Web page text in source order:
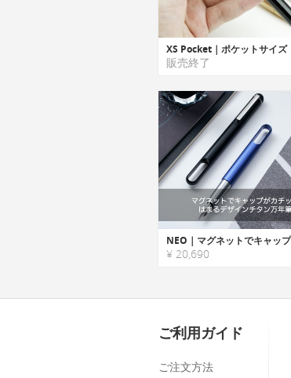
販売終了
¥ 20,690
ご利用ガイド
ご注文方法